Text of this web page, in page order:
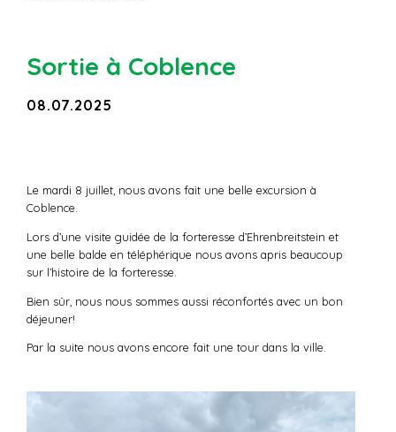
Sortie à Coblence
08.07.2025
Le mardi 8 juillet, nous avons fait une belle excursion à
Coblence.
Lors d’une visite guidée de la forteresse d’Ehrenbreitstein et
une belle balde en téléphérique nous avons apris beaucoup
sur l’histoire de la forteresse.
Bien sûr, nous nous sommes aussi réconfortés avec un bon
déjeuner!
Par la suite nous avons encore fait une tour dans la ville.